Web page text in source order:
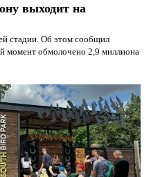
выходит на
стадии. Об этом сообщил
момент обмолочено 2,9 миллиона